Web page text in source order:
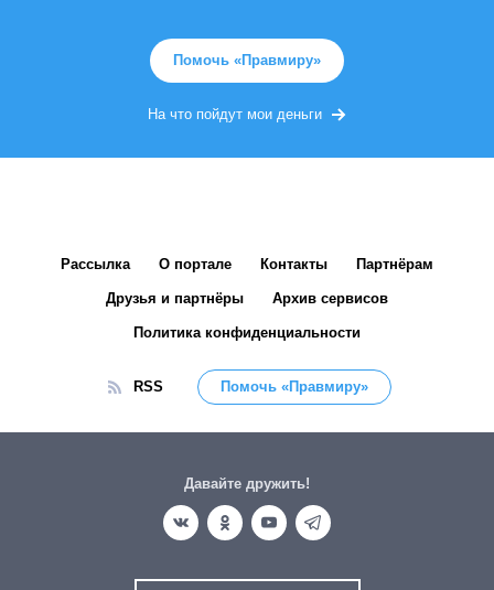
Помочь «Правмиру»
На что пойдут мои деньги
Рассылка О портале Контакты Партнёрам
Друзья и партнёры Архив сервисов
Политика конфиденциальности
RSS Помочь «Правмиру»
Давайте дружить!